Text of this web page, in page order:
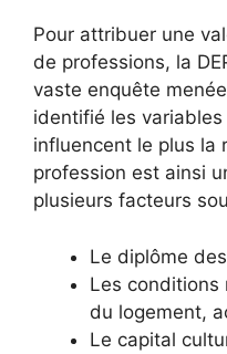
Pour attribuer une
de professions, la
vaste enquête
identifié les
influencent le plus la
profession est ainsi
plusieurs facteurs
Le diplôme
Les conditions
du logement,
Le capital